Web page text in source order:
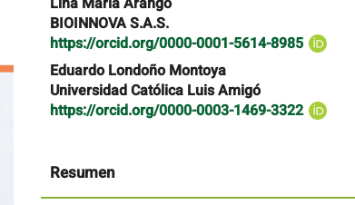
principal
del
artículo
BIOINNOVA S.A.S.
https://orcid.org/0000-0001-5614-8985
Eduardo Londoño Montoya
Universidad Católica Luis Amigó
https://orcid.org/0000-0003-1469-3322
Resumen